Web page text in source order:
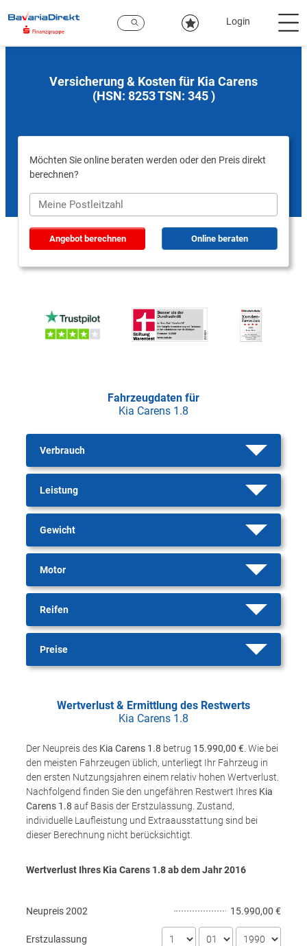
Hauptinhalt
Login
Versicherung & Kosten für Kia Carens
(HSN: 8253 TSN: 345 )
Möchten Sie online beraten werden oder den Preis direkt
berechnen?
Angebot berechnen Online beraten
Fahrzeugdaten für
Kia Carens 1.8
Verbrauch
Leistung
Gewicht
Motor
Reifen
Preise
Wertverlust & Ermittlung des Restwerts
Kia Carens 1.8
Der Neupreis des Kia Carens 1.8 betrug 15.990,00 € . Wie bei
den meisten Fahrzeugen üblich, unterliegt Ihr Fahrzeug in
den ersten Nutzungsjahren einem relativ hohen Wertverlust.
Nachfolgend finden Sie den ungefähren Restwert Ihres Kia
Carens 1.8 auf Basis der Erstzulassung. Zustand,
individuelle Laufleistung und Extraausstattung sind bei
dieser Berechnung nicht berücksichtigt.
Wertverlust Ihres Kia Carens 1.8 ab dem Jahr2016
Neupreis2002 15.990,00 €
Erstzulassung